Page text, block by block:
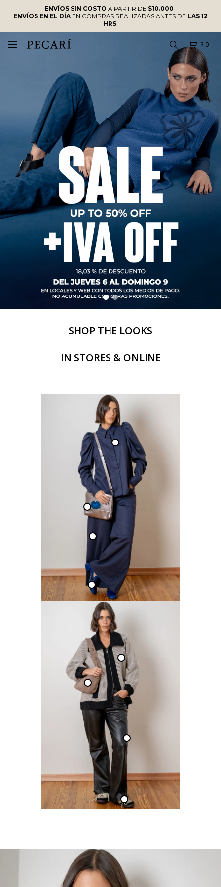
ENVÍOS SIN COSTO A PARTIR DE $10.000 ·
ENVÍOS EN EL DÍAEN COMPRAS REALIZADAS ANTES DE LAS 12
HRS!
$ 0

SHOP THE LOOKS
IN STORES & ONLINE